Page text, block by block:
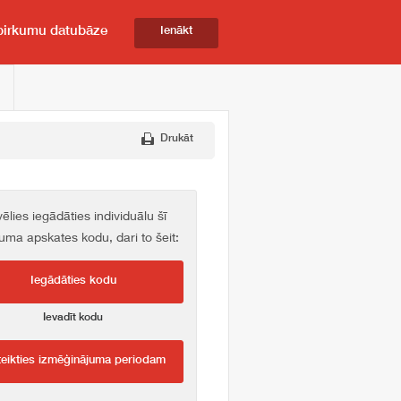
datubāze Ienākt
Drukāt
iegādāties individuālu šī
apskates kodu, dari to šeit:
Iegādāties kodu
Ievadīt kodu
izmēģinājuma periodam